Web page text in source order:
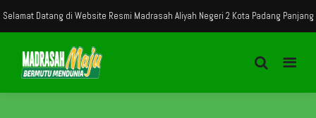
Datang di Website Resmi Madrasah Aliyah Negeri 2 Kota Padang Panjang